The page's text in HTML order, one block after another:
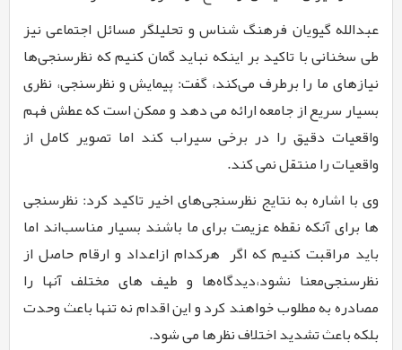
عبدالله گیویان فرهنگ شناس و تحلیلگر مسائل اجتماعی نیز
طی سخنانی با تاکید بر اینکه نباید گمان کنیم که نظرسنجی‌ها
نیازهای ما را برطرف می‌کند، گفت: پیمایش و نظرسنجی‌، نظری
بسیار سریع از جامعه ارائه می دهد و ممکن است که عطش فهم
واقعیات دقیق را در برخی سیراب کند اما تصویر کامل از
واقعیات را منتقل نمی کند.
وی با اشاره به نتایج نظرسنجی‌های اخیر تاکید کرد: نظرسنجی‌
ها برای آنکه نقطه عزیمت برای ما باشند بسیار مناسب‌اند اما
باید مراقبت کنیم که اگر هرکدام ازاعداد و ارقام حاصل از
نظرسنجی‌معنا نشود،دیدگاه‌ها و طیف های مختلف آنها را
مصادره به مطلوب خواهند کرد و این اقدام نه تنها باعث وحدت
بلکه باعث تشدید اختلاف نظرها می شود.